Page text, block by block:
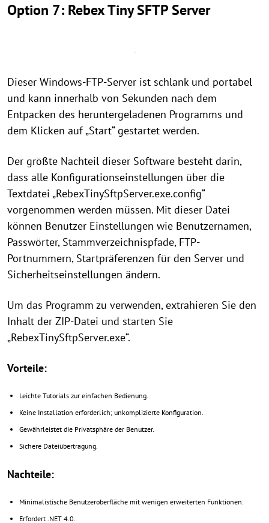
Option 7: Rebex Tiny SFTP Server
Dieser Windows-FTP-Server ist schlank und portabel
und kann innerhalb von Sekunden nach dem
Entpacken des heruntergeladenen Programms und
dem Klicken auf „Start“ gestartet werden.
Der größte Nachteil dieser Software besteht darin,
dass alle Konfigurationseinstellungen über die
Textdatei „RebexTinySftpServer.exe.config“
vorgenommen werden müssen. Mit dieser Datei
können Benutzer Einstellungen wie Benutzernamen,
Passwörter, Stammverzeichnispfade, FTP-
Portnummern, Startpräferenzen für den Server und
Sicherheitseinstellungen ändern.
Um das Programm zu verwenden, extrahieren Sie den
Inhalt der ZIP-Datei und starten Sie
„RebexTinySftpServer.exe“.
Vorteile:
Leichte Tutorials zur einfachen Bedienung.
Keine Installation erforderlich; unkomplizierte Konfiguration.
Gewährleistet die Privatsphäre der Benutzer.
Sichere Dateiübertragung.
Nachteile:
Minimalistische Benutzeroberfläche mit wenigen erweiterten Funktionen.
Erfordert .NET 4.0.